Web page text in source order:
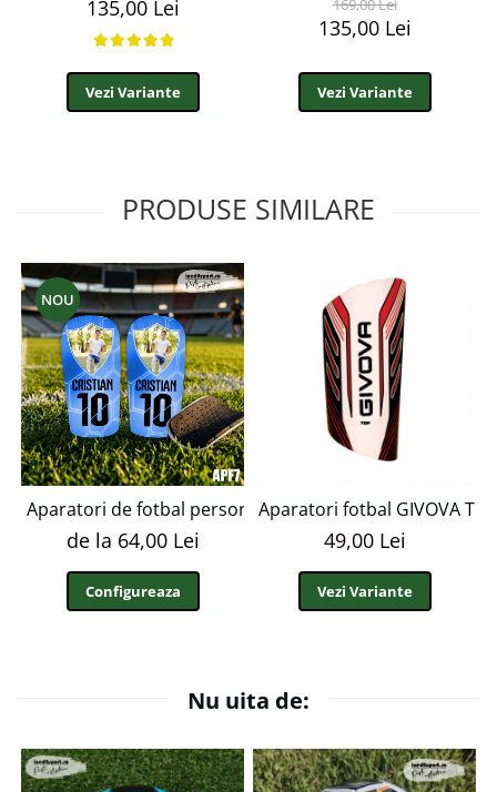
135,00 Lei
Vezi Variante
169,00 Lei
135,00 Lei
Vezi Variante
PRODUSE SIMILARE
NOU
Aparatori de fotbal personalizate cu fotografie nume si
de la 64,00 Lei
Configureaza
Aparatori fotbal GIVOVA
49,00 Lei
Vezi Variante
Nu uita de: